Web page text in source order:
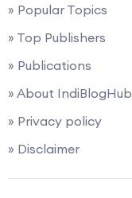
» Popular Topics
» Top Publishers
» Publications
» About IndiBlogHub
» Privacy policy
» Disclaimer